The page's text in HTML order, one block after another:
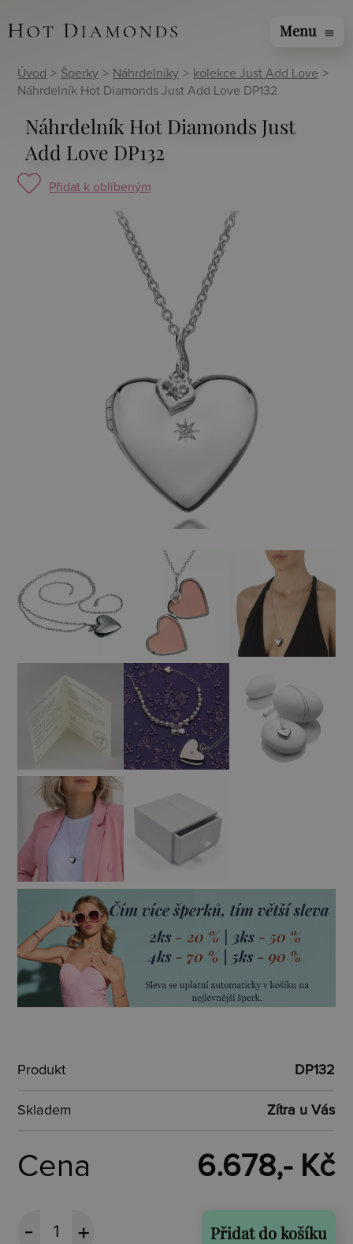
Menu menu
Úvod > Šperky > Náhrdelníky > kolekce Just Add Love >
Náhrdelník Hot Diamonds Just Add Love DP132
Náhrdelník Hot Diamonds Just
Add Love DP132
Přidat k oblíbeným
Produkt DP132
Skladem Zítra u Vás
Cena 6.678,- Kč
Přidat do košíku